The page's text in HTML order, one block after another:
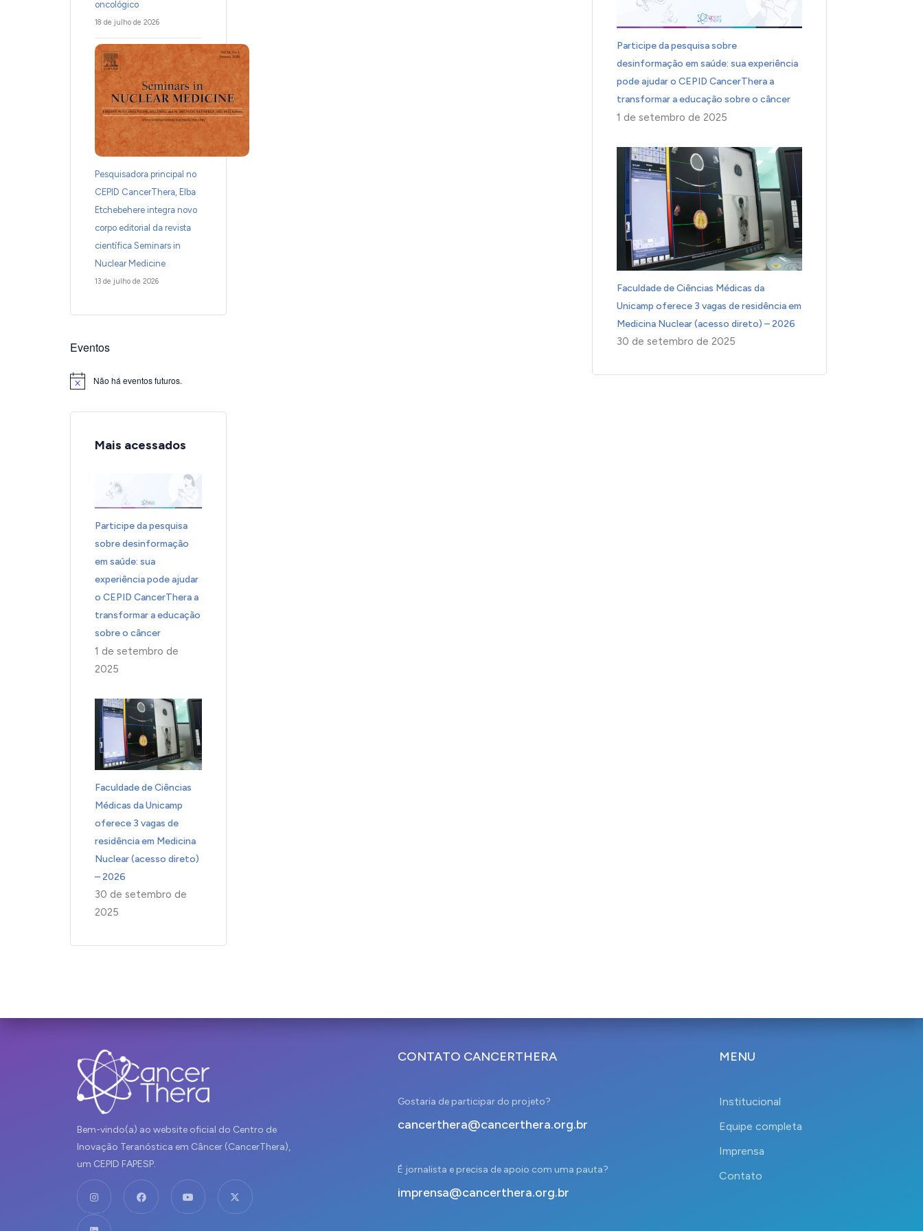
oncológico
18 de julho de 2026
Pesquisadora principal no
CEPID CancerThera, Elba
Etchebehere integra novo
corpo editorial da revista
científica Seminars in
Nuclear Medicine
13 de julho de 2026
Eventos
Notice Não há eventos futuros.
Mais acessados
Participe da pesquisa
sobre desinformação
em saúde: sua
experiência pode ajudar
o CEPID CancerThera a
transformar a educação
sobre o câncer
1 de setembro de
2025
Faculdade de Ciências
Médicas da Unicamp
oferece 3 vagas de
residência em Medicina
Nuclear (acesso direto)
– 2026
30 de setembro de
2025
Participe da pesquisa sobre
desinformação em saúde: sua experiência
pode ajudar o CEPID CancerThera a
transformar a educação sobre o câncer
1 de setembro de 2025
Faculdade de Ciências Médicas da
Unicamp oferece 3 vagas de residência em
Medicina Nuclear (acesso direto) – 2026
30 de setembro de 2025
Bem-vindo(a) ao website oficial do Centro de
Inovação Teranóstica em Câncer (CancerThera),
um CEPID FAPESP.
CONTATO CANCERTHERA
Gostaria de participar do projeto?
cancerthera@cancerthera.org.br
É jornalista e precisa de apoio com uma pauta?
imprensa@cancerthera.org.br
MENU
Institucional
Equipe completa
Imprensa
Contato